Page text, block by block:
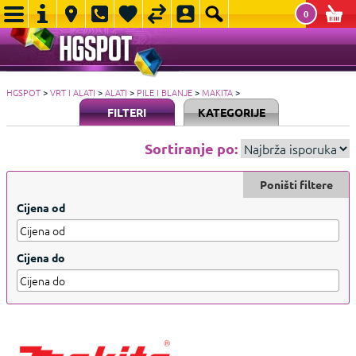
0
HGSPOT>VRT I ALATI >ALATI > PILE I BLANJE>MAKITA>
FILTERI KATEGORIJE
Sortiranje po:
Cijena od
Cijena do
Poništi filtere